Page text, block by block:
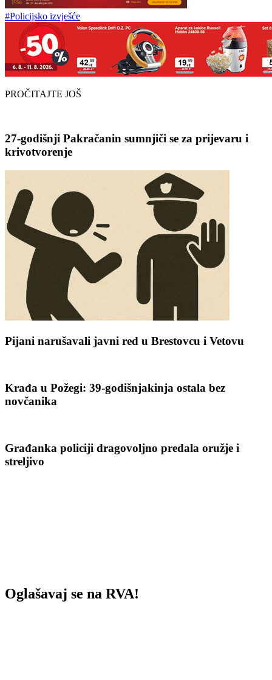
#Policijsko izvješće
PROČITAJTE JOŠ
27-godišnji Pakračanin sumnjiči se za prijevaru i
krivotvorenje
Pijani narušavali javni red u Brestovcu i Vetovu
Krađa u Požegi: 39-godišnjakinja ostala bez
novčanika
Građanka policiji dragovoljno predala oružje i
streljivo
Oglašavaj se na RVA!